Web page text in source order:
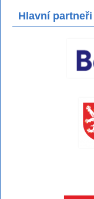
Hlavní partneři